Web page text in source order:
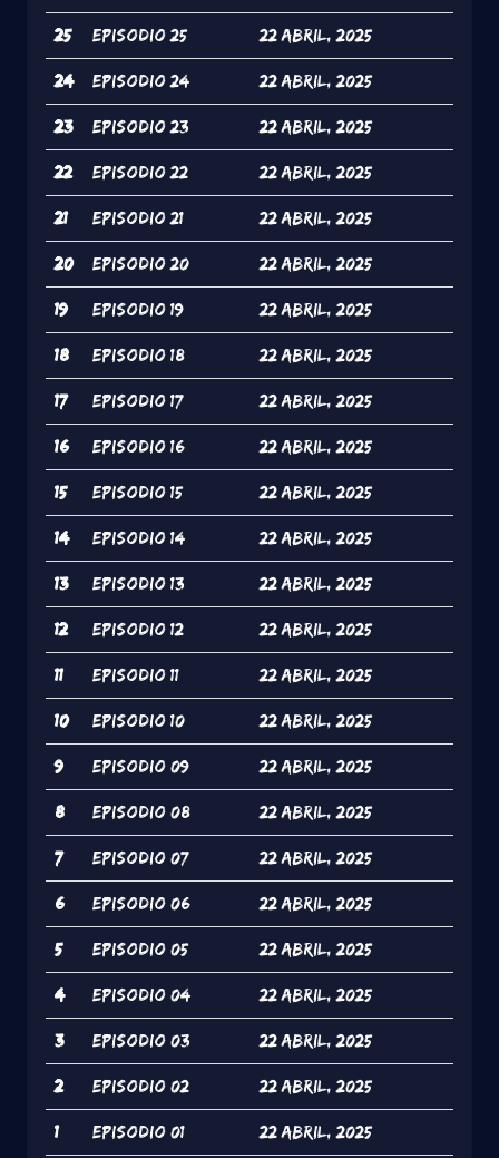
25 episodio 25 22 Abril, 2025
24 episodio 24 22 Abril, 2025
23 episodio 23 22 Abril, 2025
22 episodio 22 22 Abril, 2025
21 episodio 21 22 Abril, 2025
20 episodio 20 22 Abril, 2025
19 episodio 19 22 Abril, 2025
18 episodio 18 22 Abril, 2025
17 episodio 17 22 Abril, 2025
16 episodio 16 22 Abril, 2025
15 episodio 15 22 Abril, 2025
14 episodio 14 22 Abril, 2025
13 episodio 13 22 Abril, 2025
12 episodio 12 22 Abril, 2025
11 episodio 11 22 Abril, 2025
10 episodio 10 22 Abril, 2025
9 episodio 09 22 Abril, 2025
8 episodio 08 22 Abril, 2025
7 episodio 07 22 Abril, 2025
6 episodio 06 22 Abril, 2025
5 episodio 05 22 Abril, 2025
4 episodio 04 22 Abril, 2025
3 episodio 03 22 Abril, 2025
2 episodio 02 22 Abril, 2025
1 episodio 01 22 Abril, 2025